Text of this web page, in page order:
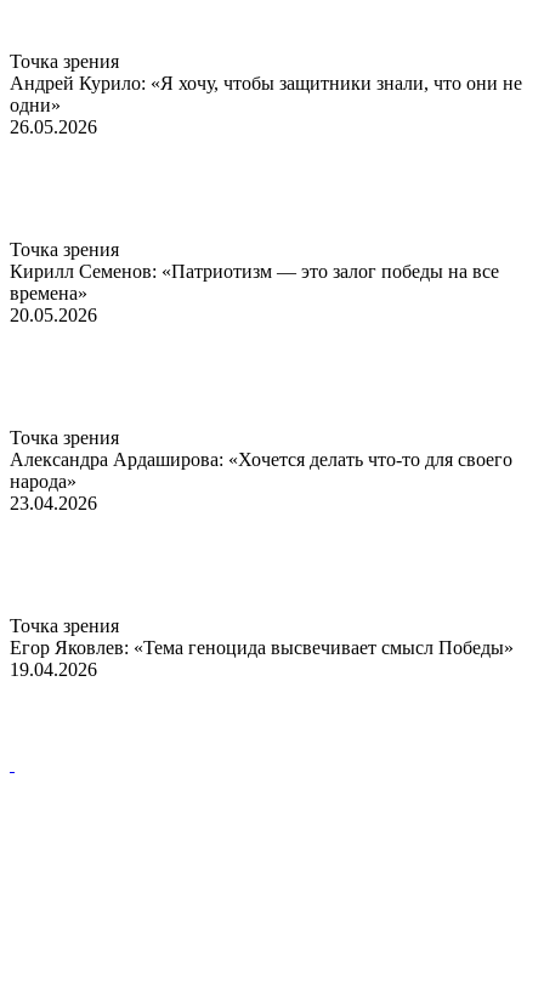
Точка зрения
Андрей Курило: «Я хочу, чтобы защитники знали, что они не
одни»
26.05.2026
Точка зрения
Кирилл Семенов: «Патриотизм — это залог победы на все
времена»
20.05.2026
Точка зрения
Александра Ардаширова: «Хочется делать что-то для своего
народа»
23.04.2026
Точка зрения
Егор Яковлев: «Тема геноцида высвечивает смысл Победы»
19.04.2026